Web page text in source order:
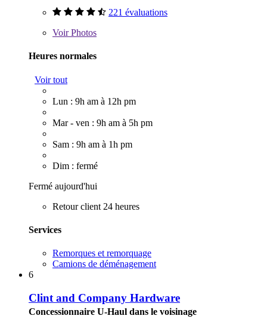
221 évaluations
VoirPhotos
Heures normales
Voir tout
Lun : 9h am à 12h pm
Mar - ven : 9h am à 5h pm
Sam : 9h am à 1h pm
Dim : fermé
Fermé aujourd'hui
Retour client 24 heures
Services
Remorques et remorquage
Camions de déménagement
6
Clint and Company Hardware
Concessionnaire U-Haul dans le voisinage